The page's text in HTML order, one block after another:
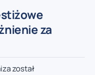
za
został